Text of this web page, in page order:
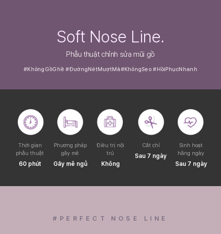
Soft Nose Line.
Phẫu thuật chỉnh sửa mũi gồ
#KhôngGồGhề #ĐườngNétMượtMà#KhôngSẹo #HồiPhụcNhanh
Thời gian
phẫu thuật
60 phút
Phương pháp
gây mê
Gây mê ngủ
Điều trị nội
trú
Không
Cắt chỉ
Sau 7 ngày
Sinh hoạt
hằng ngày
Sau 7 ngày
#PERFECT NOSE LINE